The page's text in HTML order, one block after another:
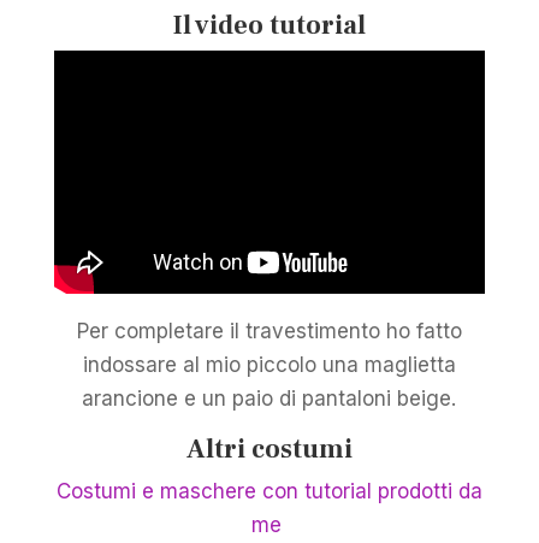
Il video tutorial
Per completare il travestimento ho fatto
indossare al mio piccolo una maglietta
arancione e un paio di pantaloni beige.
Altri costumi
Costumi e maschere con tutorial prodotti da
me